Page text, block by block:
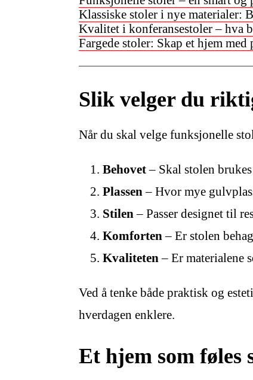
Klassiske stoler i nye
Kvalitet i konferansestoler – hva
Fargede stoler: Skap et hjem
Slik velger du
Når du skal velge funksjonelle
Behovet– Skal stolen
Plassen– Hvor mye
Stilen– Passer designet til
Komforten– Er stolen
Kvaliteten– Er materialene
Ved å tenke både praktisk og
hverdagen enklere.
Et hjem som føles